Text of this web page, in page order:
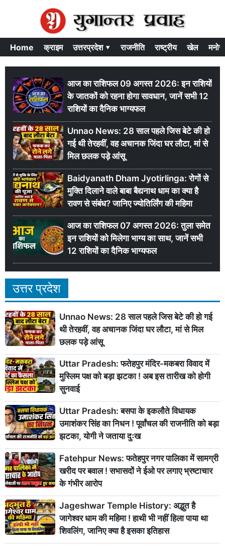
Home क्राइम उत्तरप्रदेश ▾ राजनीति राष्ट्रीय खेल
आज का राशिफल 09 अगस्त 2026: इन राशियों
के जातकों को रहना होगा सावधान, जानें सभी 12
राशियों का दैनिक भाग्यफल
Unnao News: 28 साल पहले जिस बेटे की हो
गई थी तेरहवीं, वह अचानक जिंदा घर लौटा, मां से
मिल छलक पड़े आंसू
Baidyanath Dham Jyotirlinga: रोगों से
मुक्ति दिलाने वाले बाबा बैद्यनाथ धाम का क्या है
रावण से संबंध? जानिए ज्योतिर्लिंग की महिमा
आज का राशिफल 07 अगस्त 2026: तुला समेत
इन राशियों को मिलेगा भाग्य का साथ, जानें सभी
12 राशियों का दैनिक भाग्यफल
उत्तर प्रदेश
Unnao News: 28 साल पहले जिस बेटे की हो गई
थी तेरहवीं, वह अचानक जिंदा घर लौटा, मां से मिल
छलक पड़े आंसू
Uttar Pradesh: फतेहपुर मंदिर-मकबरा विवाद में
मुस्लिम पक्ष को बड़ा झटका ! अब इस तारीख को होगी
सुनवाई
Uttar Pradesh: बसपा के इकलौते विधायक
उमाशंकर सिंह का निधन ! पूर्वांचल की राजनीति को बड़ा
झटका, योगी ने जताया दुःख
Fatehpur News: फतेहपुर नगर पालिका में सामग्री
खरीद पर बवाल ! सभासदों ने ईओ पर लगाए भ्रष्टाचार
के गंभीर आरोप
Jageshwar Temple History: अद्भुत है
जागेश्वर धाम की महिमा ! हाथी भी नहीं हिला पाया था
शिवलिंग, जानिए क्या है इसका इतिहास